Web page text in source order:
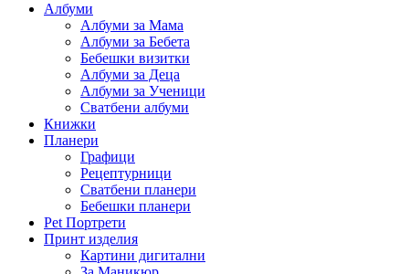
Албуми
Албуми за Мама
Албуми за Бебета
Бебешки визитки
Албуми за Деца
Албуми за Ученици
Сватбени албуми
Книжки
Планери
Графици
Рецептурници
Сватбени планери
Бебешки планери
Pet Портрети
Принт изделия
Картини дигитални